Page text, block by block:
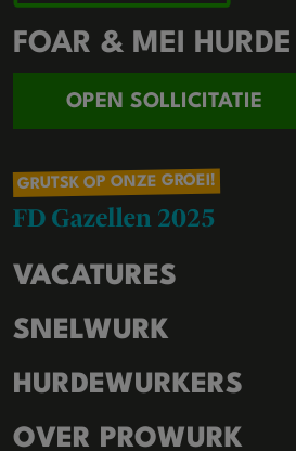
FOAR & MEI
OPEN SOLLICITATIE
GRUTSK OP ONZE GROEI!
VACATURES
SNELWURK
HURDEWURKERS
OVER PROWURK